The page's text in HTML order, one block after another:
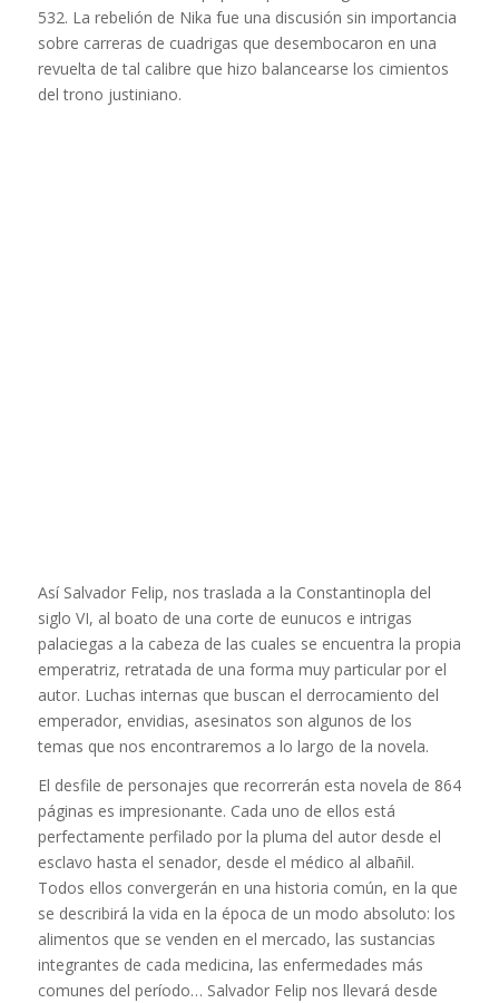
532. La rebelión de Nika fue una discusión sin importancia
sobre carreras de cuadrigas que desembocaron en una
revuelta de tal calibre que hizo balancearse los cimientos
del trono justiniano.
Así Salvador Felip, nos traslada a la Constantinopla del
siglo VI, al boato de una corte de eunucos e intrigas
palaciegas a la cabeza de las cuales se encuentra la propia
emperatriz, retratada de una forma muy particular por el
autor. Luchas internas que buscan el derrocamiento del
emperador, envidias, asesinatos son algunos de los
temas que nos encontraremos a lo largo de la novela.
El desfile de personajes que recorrerán esta novela de 864
páginas es impresionante. Cada uno de ellos está
perfectamente perfilado por la pluma del autor desde el
esclavo hasta el senador, desde el médico al albañil.
Todos ellos convergerán en una historia común, en la que
se describirá la vida en la época de un modo absoluto: los
alimentos que se venden en el mercado, las sustancias
integrantes de cada medicina, las enfermedades más
comunes del período… Salvador Felip nos llevará desde